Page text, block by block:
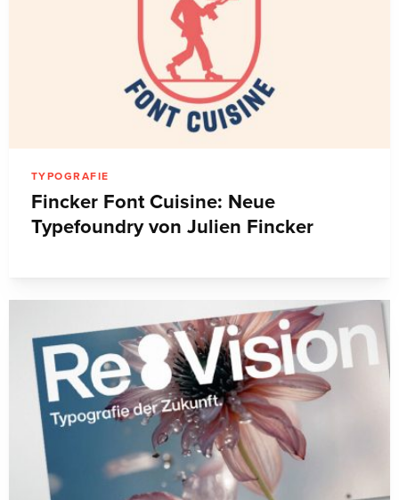
TYPOGRAFIE
Fincker Font Cuisine: Neue
Typefoundry von Julien Fincker